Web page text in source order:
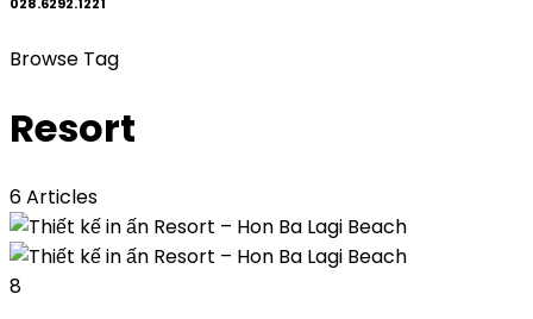
028.6292.1221
Browse Tag
Resort
6 Articles
8